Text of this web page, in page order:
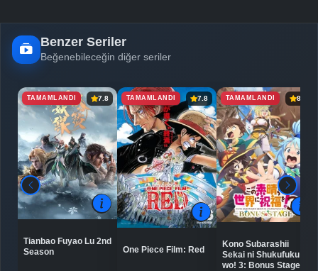
Benzer Seriler
Beğenebileceğin diğer seriler
TAMAMLANDI 7.8
Tianbao Fuyao Lu 2nd
Season
TAMAMLANDI 7.8
One Piece Film: Red
TAMAMLANDI 8.2
Kono Subarashii
Sekai ni Shukufuku
wo! 3: Bonus Stage